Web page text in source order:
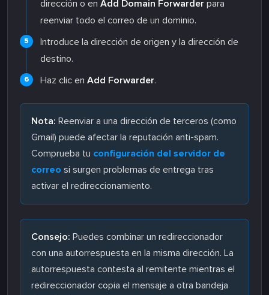
dirección o en Add Domain Forwarder para
reenviar todo el correo de un dominio.
Introduce la dirección de origen y la dirección de
destino.
Haz clic en Add Forwarder.
Nota: Reenviar a una dirección de terceros (como
Gmail) puede afectar la reputación anti-spam.
Comprueba tu configuración del servidor de
correo si surgen problemas de entrega tras
activar el redireccionamiento.
Consejo: Puedes combinar un redireccionador
con una autorrespuesta en la misma dirección. La
autorrespuesta contesta al remitente mientras el
redireccionador copia el mensaje a otra bandeja